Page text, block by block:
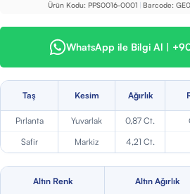
Ürün Kodu: PPS0016-0001 | Barcode:
WhatsApp ile Bilgi Al |
Taş Kesim Ağırlık
Pırlanta Yuvarlak 0,87 Ct.
Safir
Markiz 4,21 Ct.
Altın Renk Altın Ağırlık